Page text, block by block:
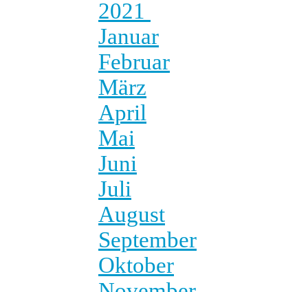
2021
Januar
Februar
März
April
Mai
Juni
Juli
August
September
Oktober